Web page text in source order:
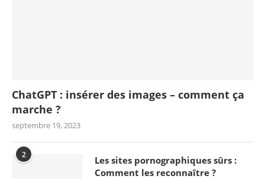
ChatGPT : insérer des images – comment ça
marche ?
septembre 19, 2023
2
Les sites pornographiques sûrs :
Comment les reconnaître ?